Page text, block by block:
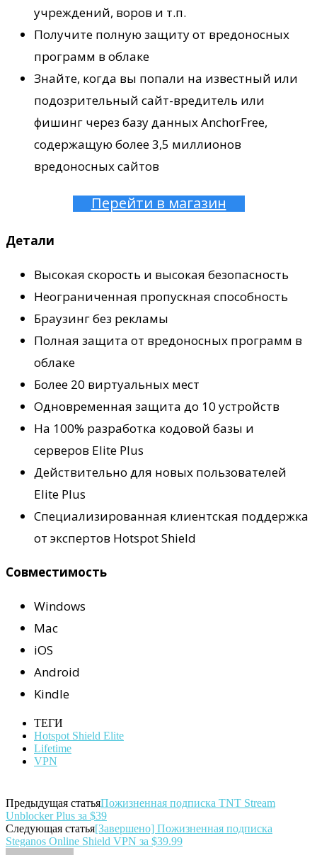
учреждений, воров и т.п.
Получите полную защиту от вредоносных
программ в облаке
Знайте, когда вы попали на известный или
подозрительный сайт-вредитель или
фишинг через базу данных AnchorFree,
содержащую более 3,5 миллионов
вредоносных сайтов
Перейти в магазин
Детали
Высокая скорость и высокая безопасность
Неограниченная пропускная способность
Браузинг без рекламы
Полная защита от вредоносных программ в
облаке
Более 20 виртуальных мест
Одновременная защита до 10 устройств
На 100% разработка кодовой базы и
серверов Elite Plus
Действительно для новых пользователей
Elite Plus
Специализированная клиентская поддержка
от экспертов Hotspot Shield
Совместимость
Windows
Mac
iOS
Android
Kindle
ТЕГИ
Hotspot Shield Elite
Lifetime
VPN
Предыдущая статьяПожизненная подписка TNT Stream
Unblocker Plus за $39
Следующая статья[Завершено] Пожизненная подписка
Steganos Online Shield VPN за $39.99